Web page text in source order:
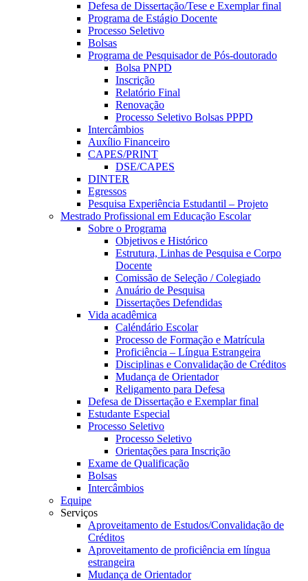
Defesa de Dissertação/Tese e Exemplar final
Programa de Estágio Docente
Processo Seletivo
Bolsas
Programa de Pesquisador de Pós-doutorado
Bolsa PNPD
Inscrição
Relatório Final
Renovação
Processo Seletivo Bolsas PPPD
Intercâmbios
Auxílio Financeiro
CAPES/PRINT
DSE/CAPES
DINTER
Egressos
Pesquisa Experiência Estudantil – Projeto
Mestrado Profissional em Educação Escolar
Sobre o Programa
Objetivos e Histórico
Estrutura, Linhas de Pesquisa e Corpo
Docente
Comissão de Seleção / Colegiado
Anuário de Pesquisa
Dissertações Defendidas
Vida acadêmica
Caléndário Escolar
Processo de Formação e Matrícula
Proficiência – Língua Estrangeira
Disciplinas e Convalidação de Créditos
Mudança de Orientador
Religamento para Defesa
Defesa de Dissertação e Exemplar final
Estudante Especial
Processo Seletivo
Processo Seletivo
Orientações para Inscrição
Exame de Qualificação
Bolsas
Intercâmbios
Equipe
Serviços
Aproveitamento de Estudos/Convalidação de
Créditos
Aproveitamento de proficiência em língua
estrangeira
Mudança de Orientador